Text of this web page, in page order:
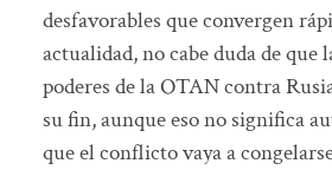
desfavorables que convergen
actualidad, no cabe duda de que
poderes de la OTAN contra
su fin, aunque eso no significa
que el conflicto vaya a